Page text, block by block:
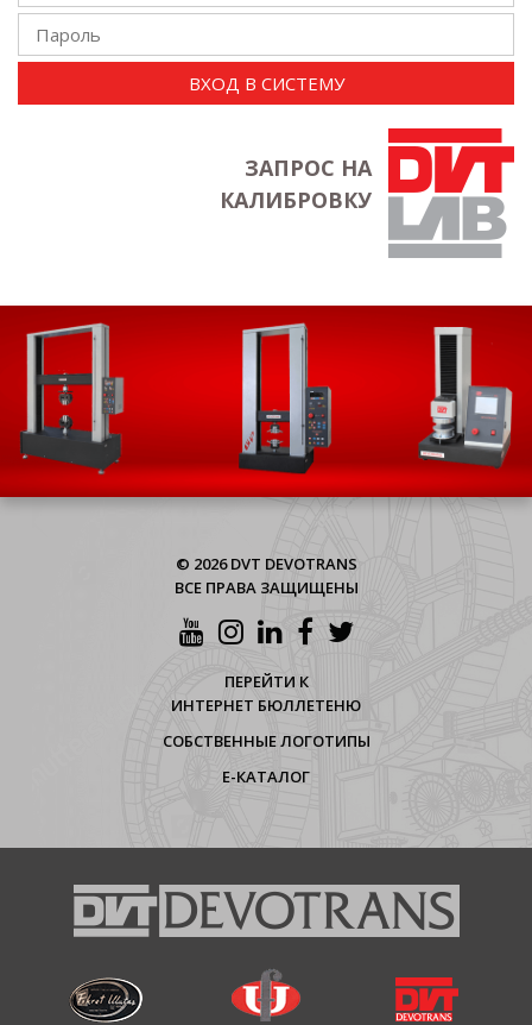
ВХОД В СИСТЕМУ
ЗАПРОС НА
КАЛИБРОВКУ
© 2026 DVT DEVOTRANS
ВСЕ ПРАВА ЗАЩИЩЕНЫ
ПЕРЕЙТИ К
ИНТЕРНЕТ БЮЛЛЕТЕНЮ
СОБСТВЕННЫЕ ЛОГОТИПЫ
Е-КАТАЛОГ